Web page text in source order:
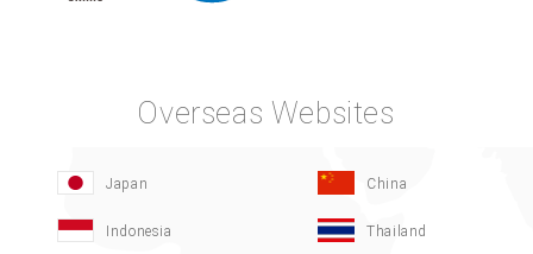
Overseas Websites
Japan China
Indonesia Thailand